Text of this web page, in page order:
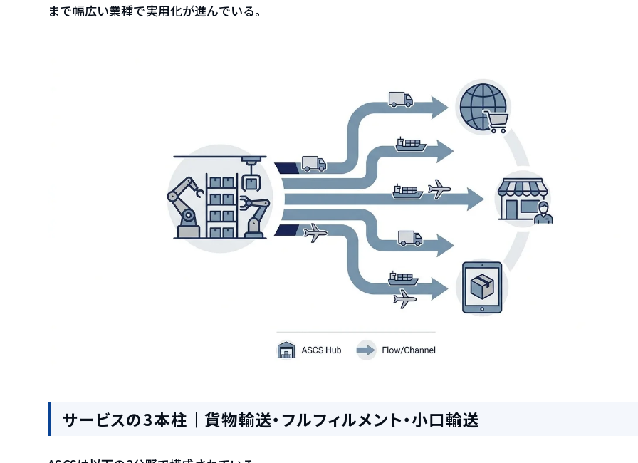
まで幅広い業種で実用化が進んでいる。
サービスの3本柱｜貨物輸送・フルフィルメント・小口輸送